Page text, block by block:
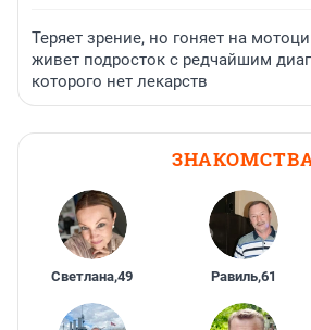
Теряет зрение, но гоняет на
живет подросток с редчайшим
которого нет лекарств
Светлана,49 Равиль,61